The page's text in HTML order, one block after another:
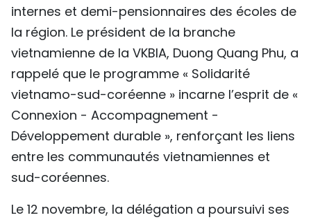
internes et demi-pensionnaires des écoles de
la région. Le président de la branche
vietnamienne de la VKBIA, Duong Quang Phu, a
rappelé que le programme « Solidarité
vietnamo-sud-coréenne » incarne l’esprit de «
Connexion - Accompagnement -
Développement durable », renforçant les liens
entre les communautés vietnamiennes et
sud-coréennes.
Le 12 novembre, la délégation a poursuivi ses